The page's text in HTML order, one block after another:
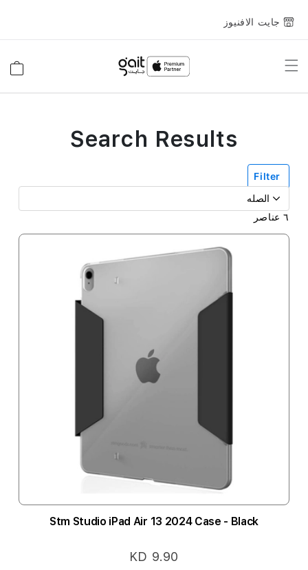
جايت الافنيوز
Toggle
Filter
٦عناصر
Stm Studio iPad Air 13 2024 Case - Black
KD 9.90
Search Results